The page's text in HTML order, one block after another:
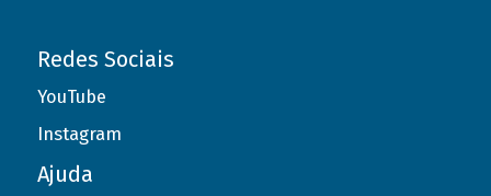
Redes Sociais
YouTube
Instagram
Ajuda